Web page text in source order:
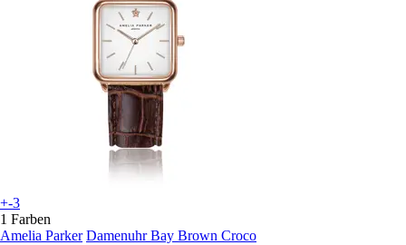
+-3
1 Farben
Amelia Parker Damenuhr Bay Brown Croco